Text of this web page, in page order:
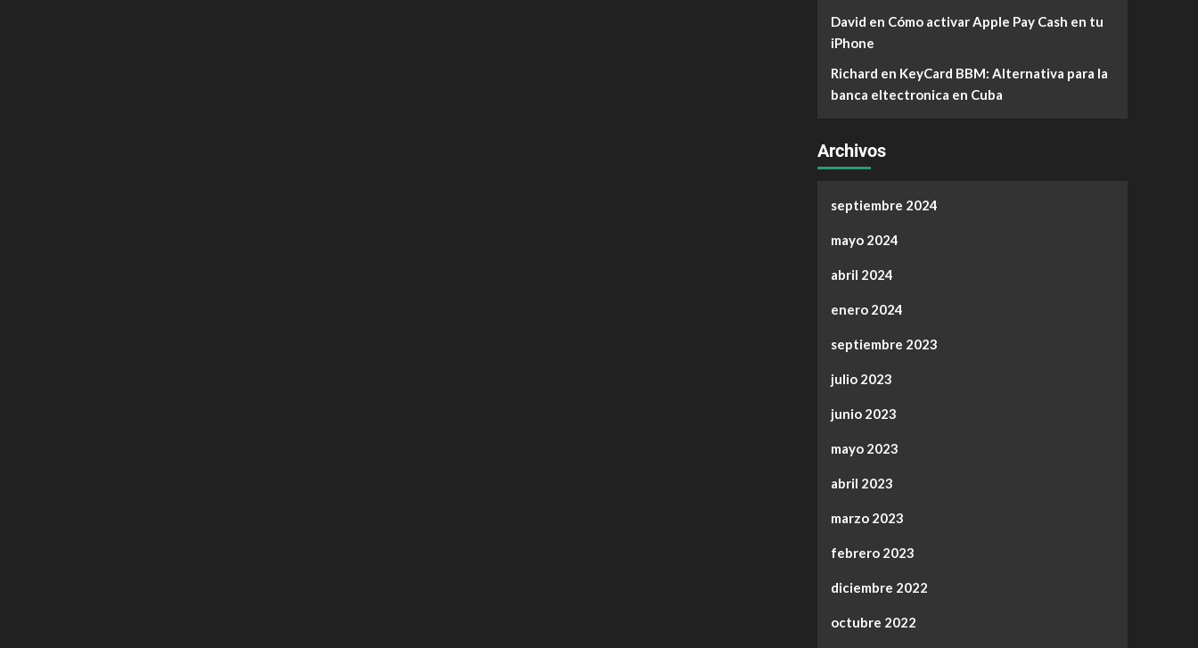
David en Cómo activar Apple Pay Cash en tu
iPhone
Richard en KeyCard BBM: Alternativa para la
banca eltectronica en Cuba
Archivos
septiembre 2024
mayo 2024
abril 2024
enero 2024
septiembre 2023
julio 2023
junio 2023
mayo 2023
abril 2023
marzo 2023
febrero 2023
diciembre 2022
octubre 2022